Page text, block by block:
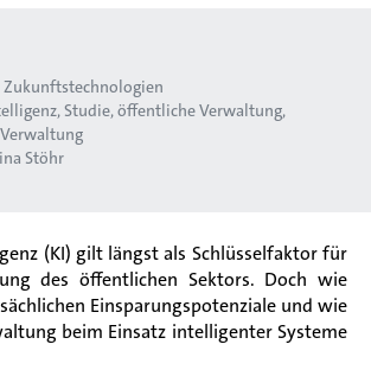
Zukunftstechnologien
Studie öffentliche Verwaltung
Stöhr
(KI) gilt längst als Schlüsselfaktor für
des öffentlichen Sektors. Doch wie
Einsparungspotenziale und wie
beim Einsatz intelligenter Systeme